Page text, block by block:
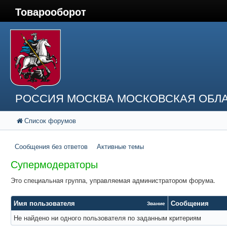
Товарооборот
РОССИЯ МОСКВА МОСКОВСКАЯ
Список форумов
Сообщения без ответов Активные темы
Супермодераторы
Это специальная группа, управляемая администратором форума.
Имя пользователя Звание Сообщения
Не найдено ни одного пользователя по заданным критериям